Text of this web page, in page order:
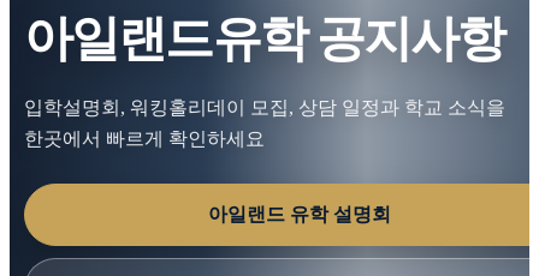
아일랜드유학 공지사항
입학설명회, 워킹홀리데이 모집, 상담 일정과 학교 소식을
한곳에서 빠르게 확인하세요
아일랜드 유학 설명회